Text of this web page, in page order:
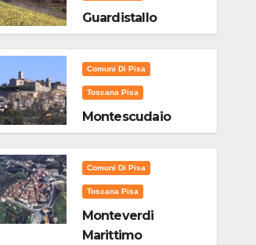
Guardistallo
Comuni Di Pisa
Toscana Pisa
Montescudaio
Comuni Di Pisa
Toscana Pisa
Monteverdi
Marittimo